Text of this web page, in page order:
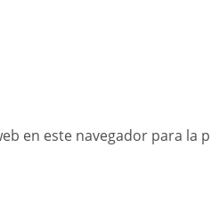
en este navegador para la